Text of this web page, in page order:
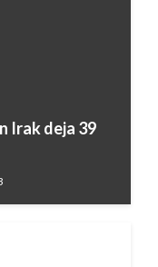
Irak deja 39